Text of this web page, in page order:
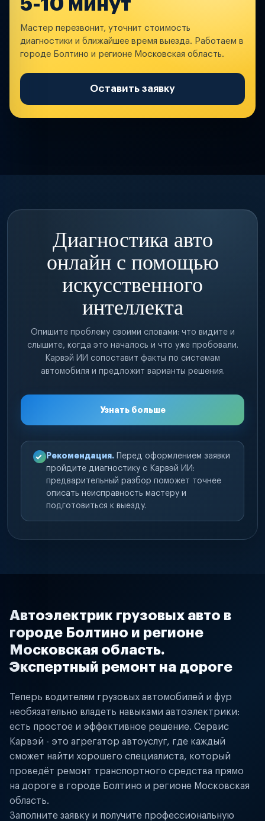
5-10 минут
Мастер перезвонит, уточнит стоимость
диагностики и ближайшее время выезда. Работаем в
городе Болтино и регионе Московская область.
Оставить заявку
Диагностика авто
онлайн с помощью
искусственного
интеллекта
Опишите проблему своими словами: что видите и
слышите, когда это началось и что уже пробовали.
Карвэй ИИ сопоставит факты по системам
автомобиля и предложит варианты решения.
Узнать больше
Рекомендация. Перед оформлением заявки
пройдите диагностику с Карвэй ИИ:
предварительный разбор поможет точнее
описать неисправность мастеру и
подготовиться к выезду.
Автоэлектрик грузовых авто в
городе Болтино и регионе
Московская область.
Экспертный ремонт на дороге
Теперь водителям грузовых автомобилей и фур
необязательно владеть навыками автоэлектрики:
есть простое и эффективное решение. Сервис
Карвэй - это агрегатор автоуслуг, где каждый
сможет найти хорошего специалиста, который
проведёт ремонт транспортного средства прямо
на дороге в городе Болтино и регионе Московская
область.
Заполните заявку и получите профессиональную